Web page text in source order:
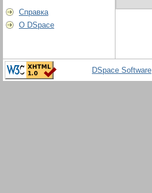
Справка
О DSpace
DSpace Software